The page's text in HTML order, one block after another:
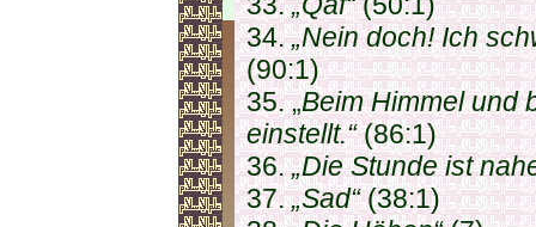
34.„Nein doch! Ich
(90:1)
35. „Beim Himmel und
einstellt.“(86:1)
36.„Die Stunde ist
37.„Sad“(38:1)